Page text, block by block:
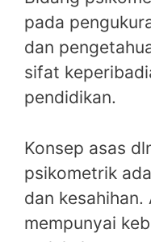
pada
dan
sifat
pendidikan.
Konsep asas
psikometrik
dan kesahihan.
mempunyai